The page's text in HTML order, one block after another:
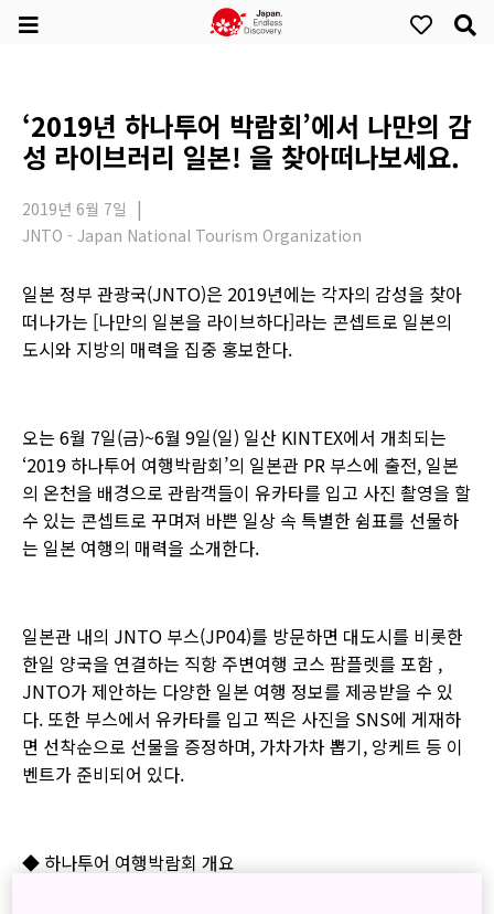
‘2019년 하나투어 박람회’에서 나만의 감
성 라이브러리 일본! 을 찾아떠나보세요.
2019년 6월 7일
JNTO - Japan National Tourism Organization
일본 정부 관광국(JNTO)은 2019년에는 각자의 감성을 찾아
떠나가는 [나만의 일본을 라이브하다]라는 콘셉트로 일본의
도시와 지방의 매력을 집중 홍보한다.
오는 6월 7일(금)~6월 9일(일) 일산 KINTEX에서 개최되는
‘2019 하나투어 여행박람회’의 일본관 PR 부스에 출전, 일본
의 온천을 배경으로 관람객들이 유카타를 입고 사진 촬영을 할
수 있는 콘셉트로 꾸며져 바쁜 일상 속 특별한 쉼표를 선물하
는 일본 여행의 매력을 소개한다.
일본관 내의 JNTO 부스(JP04)를 방문하면 대도시를 비롯한
한일 양국을 연결하는 직항 주변여행 코스 팜플렛를 포함 ,
JNTO가 제안하는 다양한 일본 여행 정보를 제공받을 수 있
다. 또한 부스에서 유카타를 입고 찍은 사진을 SNS에 게재하
면 선착순으로 선물을 증정하며, 가차가차 뽑기, 앙케트 등 이
벤트가 준비되어 있다.
◆ 하나투어 여행박람회 개요